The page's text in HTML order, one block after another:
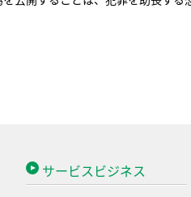
サービスビジネス